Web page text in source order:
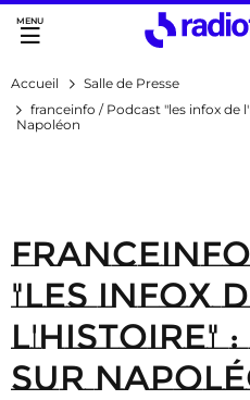
Accès direct :
Menu principal
Accueil
Salle de Presse
franceinfo / Podcast "les infox de
Napoléon
"les infox
l'Histoire"
sur